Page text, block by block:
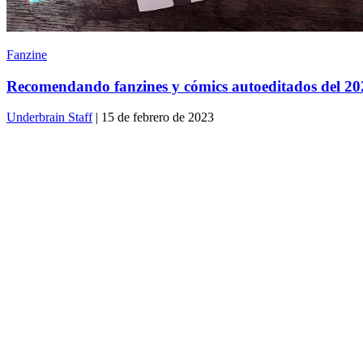
Fanzine
Recomendando fanzines y cómics autoeditados del
Underbrain Staff| 15 de febrero de 2023